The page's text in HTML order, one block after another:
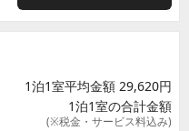
1泊1室平均金額 29,620円
1泊1室の合計金額
(※税金・サービス料込み)